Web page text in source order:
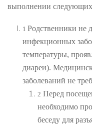
выполнении
1 Родственники не
инфекционных
температуры,
диареи).
заболеваний не
2 Перед
необходимо
беседу для